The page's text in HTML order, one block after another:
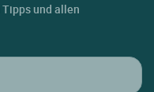
und allen